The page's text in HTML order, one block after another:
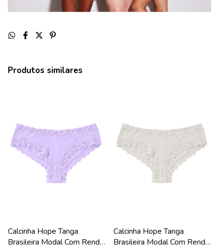
Produtos similares
Calcinha Hope Tanga
Brasileira Modal Com Renda
Calcinha Hope Tanga
Brasileira Modal Com Renda